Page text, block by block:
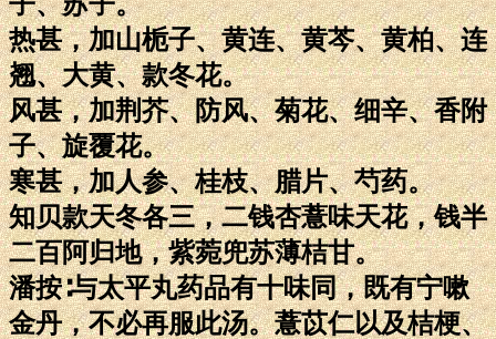
热甚，加山栀子、黄连、黄芩、黄柏、连
翘、大黄、款冬花。
风甚，加荆芥、防风、菊花、细辛、香附
子、旋覆花。
寒甚，加人参、桂枝、腊片、芍药。
知贝款天冬各三，二钱杏薏味天花，钱半
二百阿归地，紫菀兜苏薄桔甘。
潘按∶与太平丸药品有十味同，既有宁嗽
金丹，不必再服此汤。薏苡仁以及桔梗、